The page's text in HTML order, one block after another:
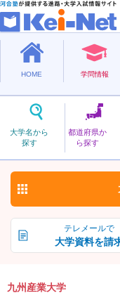
HOME 学問情報
大学名から
探す
都道府県か
ら探す
私立
きゅうしゅうさん
九州産
テレメールで
大学資料を請
九州産業大学